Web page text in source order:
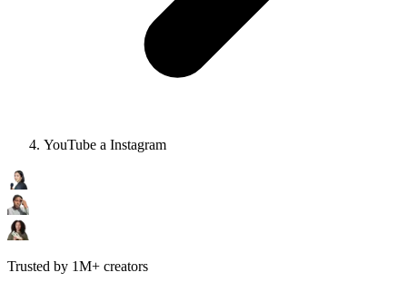
YouTube a Instagram
Trusted by 1M+ creators